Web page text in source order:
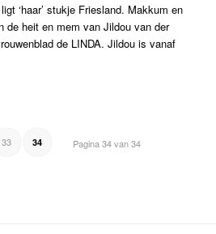
‘haar’ stukje Friesland. Makkum en
de heit en mem van Jildou van der
de LINDA. Jildou is vanaf
Pagina 34 van 34
33 34